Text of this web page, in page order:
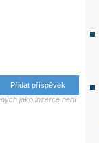
Přidat příspěvek
jako inzerce není